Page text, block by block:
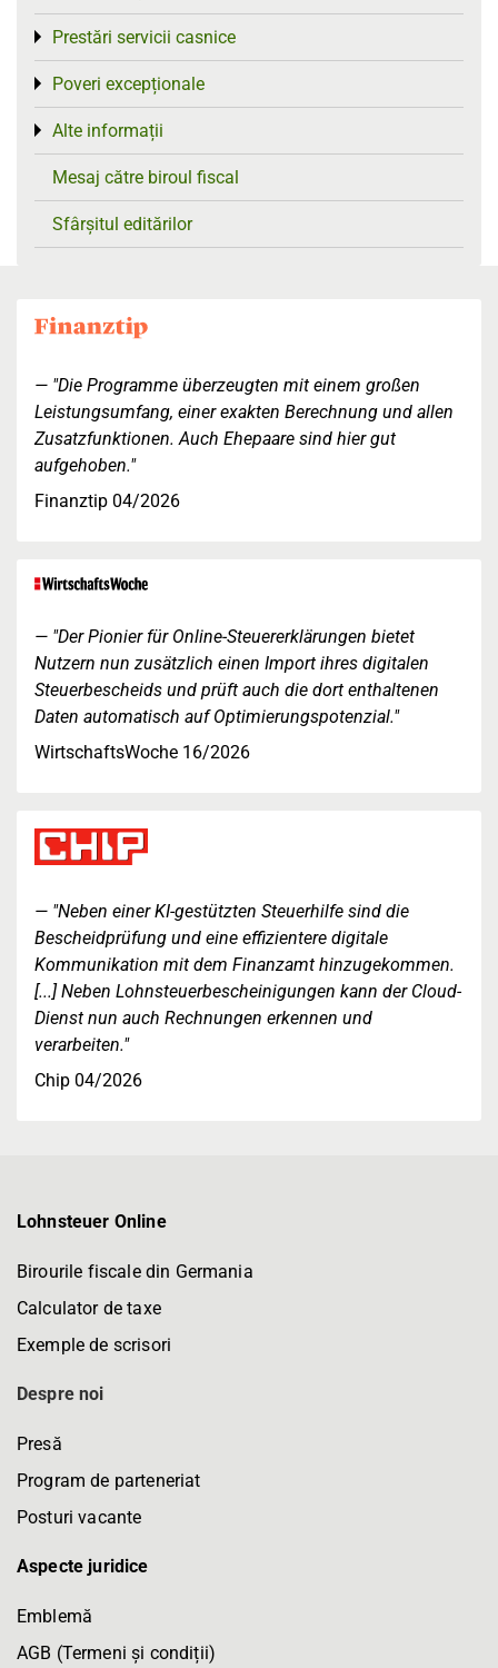
Prestări servicii casnice
Toggle menu
Poveri excepționale
Toggle menu
Alte informații
Toggle menu
Mesaj către biroul fiscal
Sfârșitul editărilor
"Die Programme überzeugten mit einem großen
Leistungsumfang, einer exakten Berechnung und allen
Zusatzfunktionen. Auch Ehepaare sind hier gut
aufgehoben."
Finanztip 04/2026
"Der Pionier für Online-Steuererklärungen bietet
Nutzern nun zusätzlich einen Import ihres digitalen
Steuerbescheids und prüft auch die dort enthaltenen
Daten automatisch auf Optimierungspotenzial."
WirtschaftsWoche 16/2026
"Neben einer KI-gestützten Steuerhilfe sind die
Bescheidprüfung und eine effizientere digitale
Kommunikation mit dem Finanzamt hinzugekommen.
[...] Neben Lohnsteuerbescheinigungen kann der Cloud-
Dienst nun auch Rechnungen erkennen und
verarbeiten."
Chip 04/2026
Lohnsteuer Online
Birourile fiscale din Germania
Calculator de taxe
Exemple de scrisori
Despre noi
Presă
Program de parteneriat
Posturi vacante
Aspecte juridice
Emblemă
AGB (Termeni și condiții)